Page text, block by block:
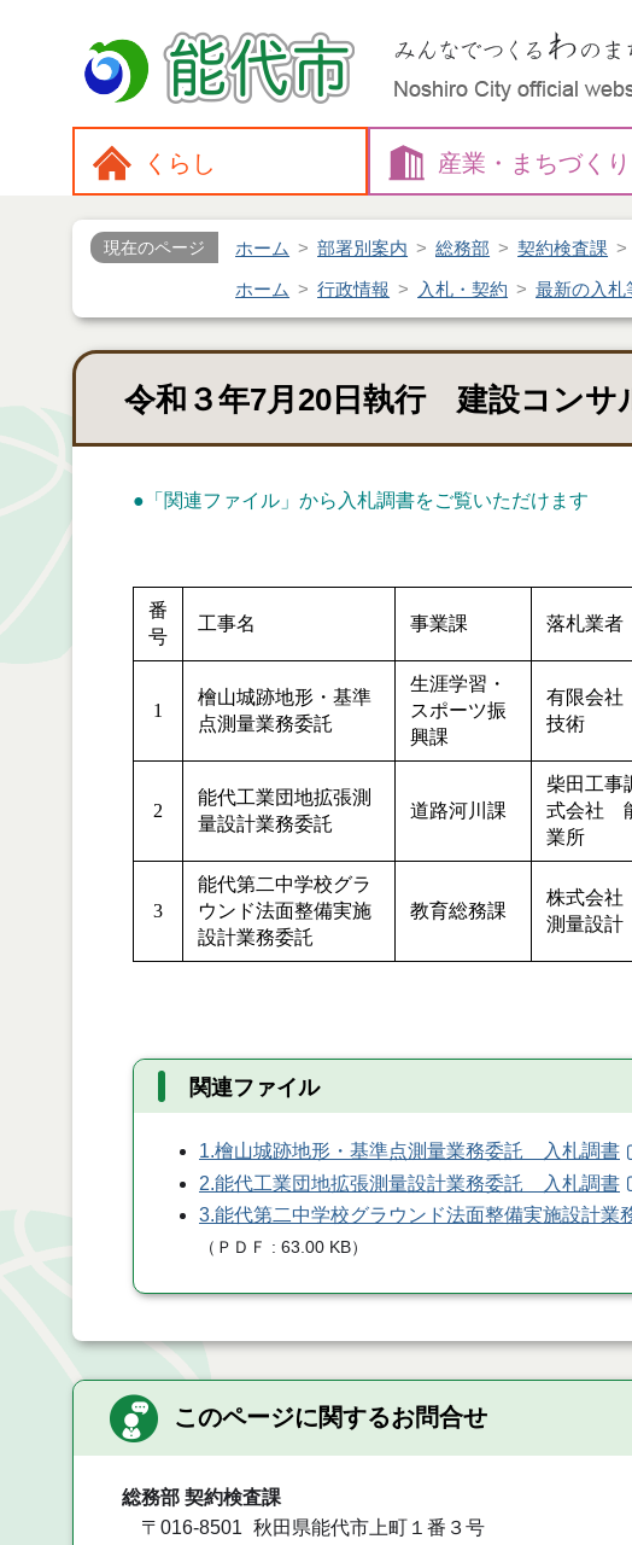
くらし 産業・ まちづくり
現在のページ ホーム 部署別案内 総務部 契約検査課
ホーム 行政情報 入札・契約 最新の入札
令和３年7月20日執行 建設コンサ
● 「関連ファイル」 から入札調書をご覧いただけます
番
号
工事名 事業課 落札業者
1
檜山城跡地形・基準
点測量業務委託
生涯学習・
スポーツ振
興課
有限会
技術
2
能代工業団地拡張測
量設計業務委託
道路河川課
柴田工事
式会社
業所
3
能代第二中学校グラ
ウンド法面整備実施
設計業務委託
教育総務課
株式会
測量設計
関連ファイル
1.檜山城跡地形・基準点測量業務委託 入札調書
2.能代工業団地拡張測量設計業務委託 入札調書
3.能代第二中学校グラウンド法面整備実施設計
（ ＰＤＦ 63.00 KB）
このページに関するお問合せ
総務部 契約検査課
〒016-8501
秋田県能代市上町１番３号